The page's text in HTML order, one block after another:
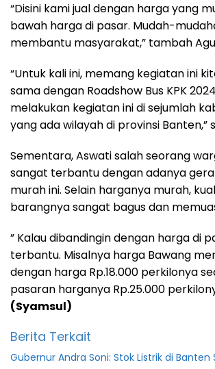
“Disini kami jual dengan harga yang
bawah harga di pasar. Mudah-
membantu masyarakat,” tambah
“Untuk kali ini, memang kegiatan ini
sama dengan Roadshow Bus KPK
melakukan kegiatan ini di sejumlah
yang ada wilayah di provinsi Banten,”
Sementara, Aswati salah seorang
sangat terbantu dengan adanya
murah ini. Selain harganya murah,
barangnya sangat bagus dan
” Kalau dibandingin dengan harga di
terbantu. Misalnya harga Bawang
dengan harga Rp.18.000 perkilonya
pasaran harganya Rp.25.000
(Syamsul)
Berita Terkait
Gubernur Andra Soni: Stok Listrik di Banten